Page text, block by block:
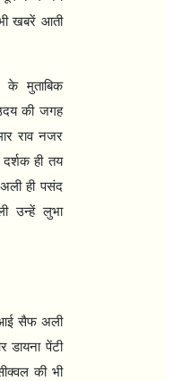
खबरें आती
के मुताबिक
की जगह
राव नजर
ही तय
ही पसंद
उन्हें लुभा
सैफ अली
डायना पेंटी
की भी